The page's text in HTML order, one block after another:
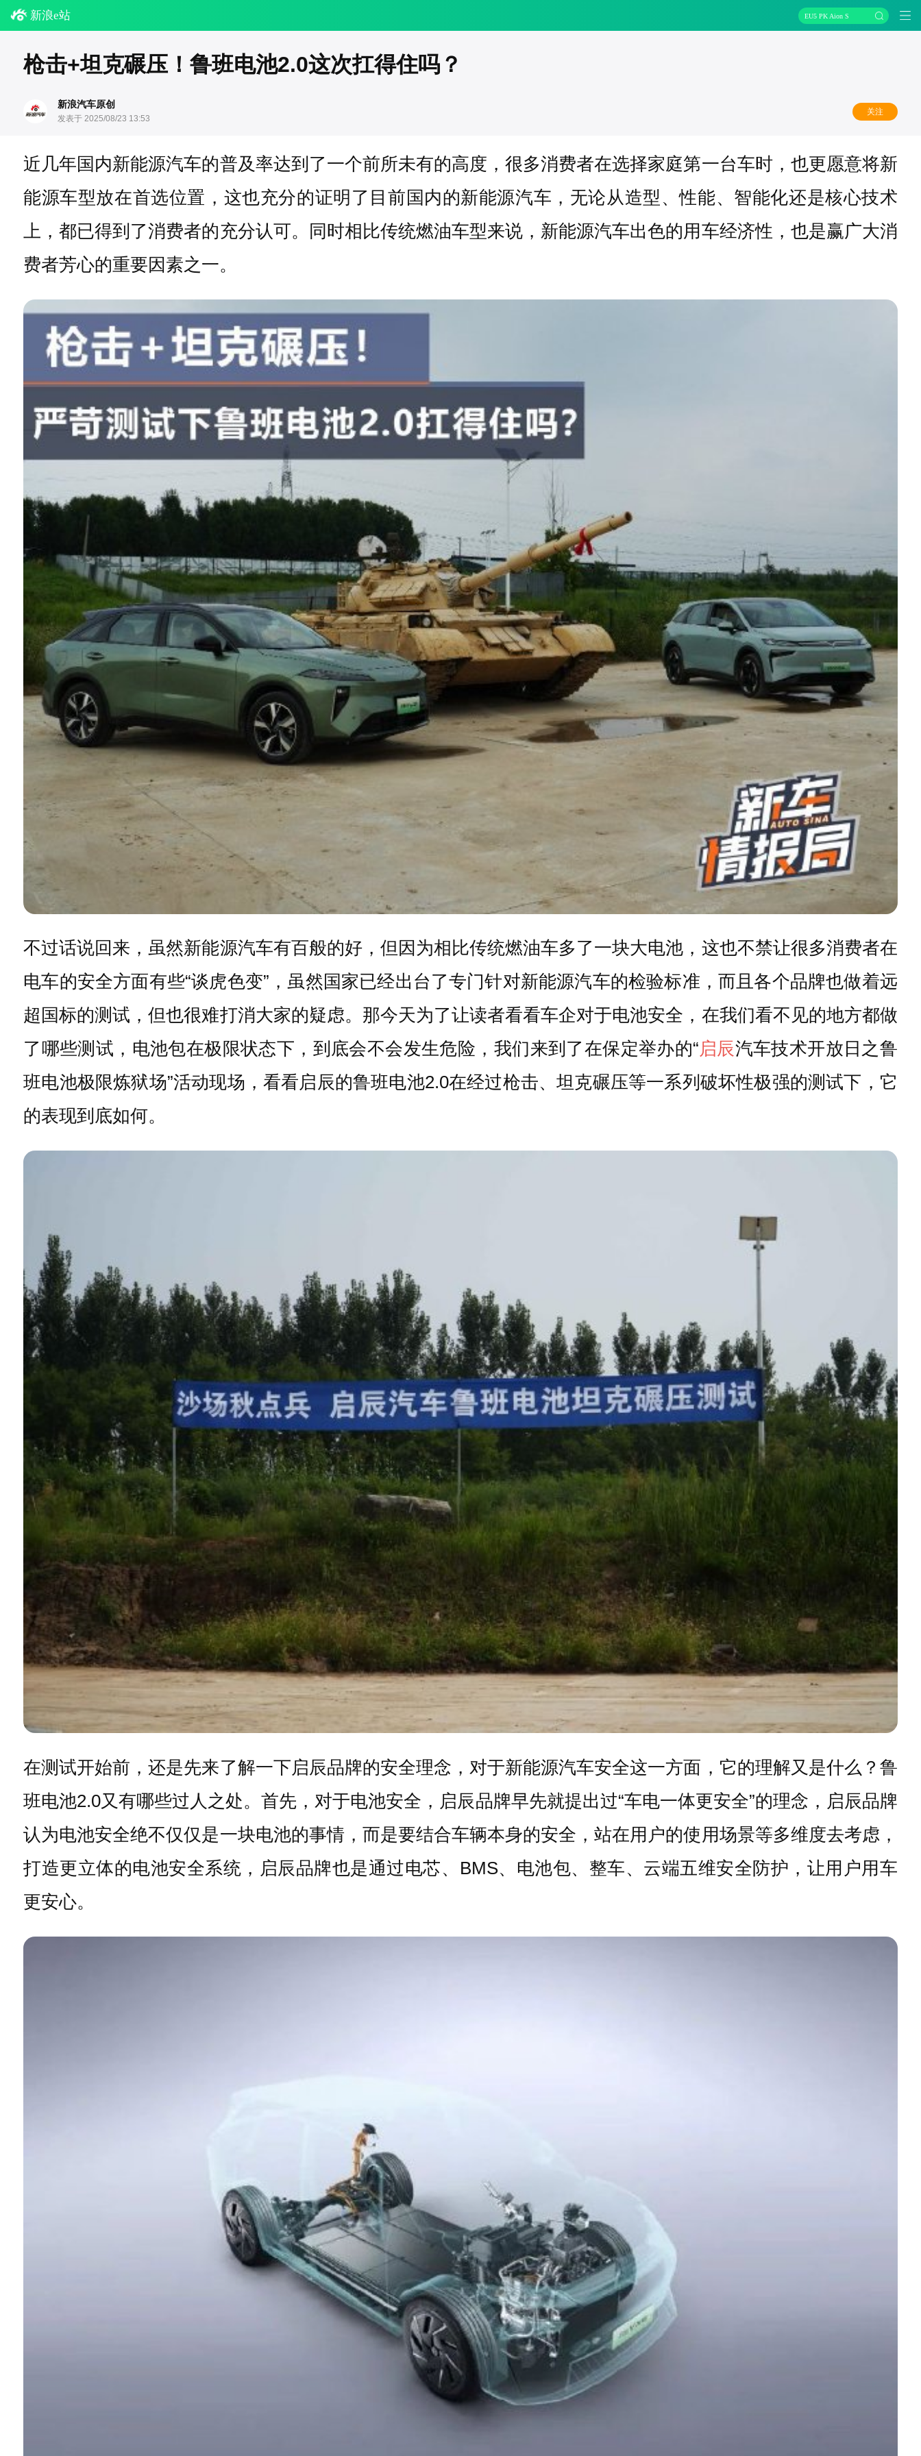
新浪e站 EU5 PK Aion S
枪击+坦克碾压！鲁班电池2.0这次扛得住吗？
新浪汽车原创
发表于 2025/08/23 13:53
关注
近几年国内新能源汽车的普及率达到了一个前所未有的高度，很多消费者在选择家庭第一台车时，也更愿意将新
能源车型放在首选位置，这也充分的证明了目前国内的新能源汽车，无论从造型、性能、智能化还是核心技术
上，都已得到了消费者的充分认可。同时相比传统燃油车型来说，新能源汽车出色的用车经济性，也是赢广大消
费者芳心的重要因素之一。
不过话说回来，虽然新能源汽车有百般的好，但因为相比传统燃油车多了一块大电池，这也不禁让很多消费者在
电车的安全方面有些“谈虎色变”，虽然国家已经出台了专门针对新能源汽车的检验标准，而且各个品牌也做着远
超国标的测试，但也很难打消大家的疑虑。那今天为了让读者看看车企对于电池安全，在我们看不见的地方都做
了哪些测试，电池包在极限状态下，到底会不会发生危险，我们来到了在保定举办的“启辰汽车技术开放日之鲁
班电池极限炼狱场”活动现场，看看启辰的鲁班电池2.0在经过枪击、坦克碾压等一系列破坏性极强的测试下，它
的表现到底如何。
在测试开始前，还是先来了解一下启辰品牌的安全理念，对于新能源汽车安全这一方面，它的理解又是什么？鲁
班电池2.0又有哪些过人之处。首先，对于电池安全，启辰品牌早先就提出过“车电一体更安全”的理念，启辰品牌
认为电池安全绝不仅仅是一块电池的事情，而是要结合车辆本身的安全，站在用户的使用场景等多维度去考虑，
打造更立体的电池安全系统，启辰品牌也是通过电芯、BMS、电池包、整车、云端五维安全防护，让用户用车
更安心。